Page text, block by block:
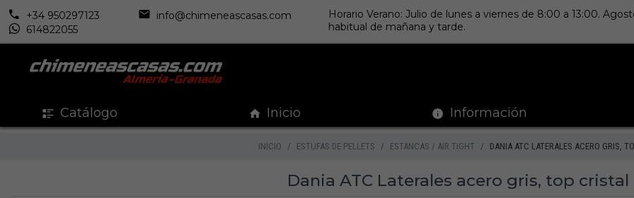
+34 950297123
info@chimeneascasas.com
614822055
Horario Verano: Julio de lunes a viernes de 8:00 a 13:00.
habitual de mañana y tarde.
Catálogo Inicio Información
INICIO ESTUFAS DE PELLETS ESTANCAS / AIR TIGHT DANIA ATC LATERALES ACERO GRIS,
Dania ATC Laterales acero gris, top cristal